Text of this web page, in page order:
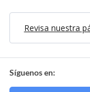
Revisa nuestra
Síguenos en: